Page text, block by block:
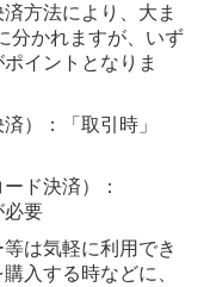
方法により、大ま
かれますが、いず
イントとなりま
）：「取引時」
ド決済）：
必要
は気軽に利用でき
入する時などに、